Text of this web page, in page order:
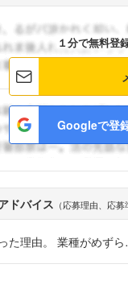
１分で無料登
Googleで登
ドバイス （応募理由、応
た理由。 業種がめず